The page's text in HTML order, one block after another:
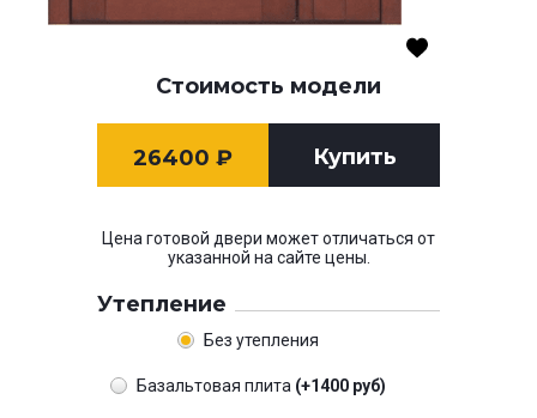
Стоимость модели
26400 ₽ Купить
Цена готовой двери может отличаться от
указанной на сайте цены.
Утепление
Без утепления
Базальтовая плита (+1400 руб)